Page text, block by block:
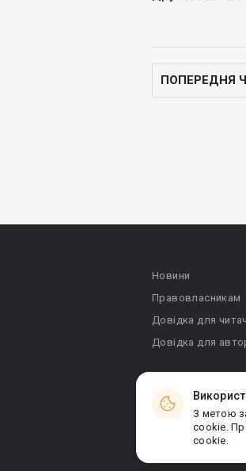
ПОПЕРЕДНЯ
З метою
cookie.
cookie.
Новини
Правовласникам
Довідка для
Довідка для
© 2026 Booknet.
Narva mnt 5,